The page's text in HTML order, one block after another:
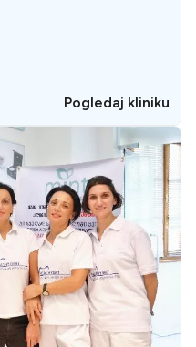
Pogledaj kliniku